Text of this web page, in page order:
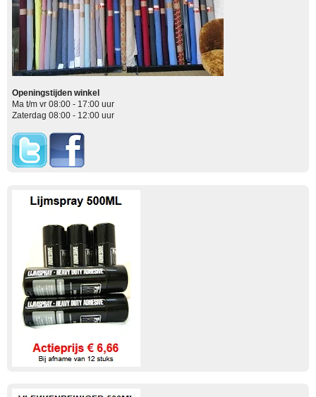
Openingstijden winkel
Ma t/m vr 08:00 - 17:00 uur
Zaterdag 08:00 - 12:00 uur